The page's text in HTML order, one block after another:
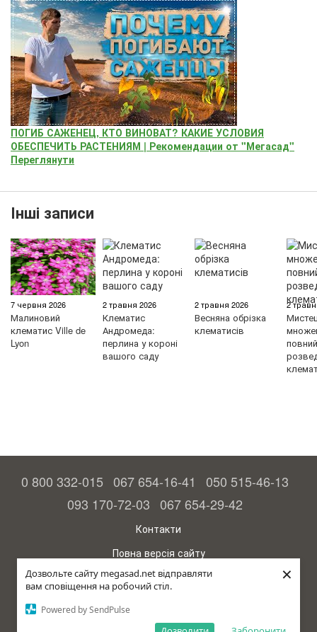
Дозвольте сайту megasad.net відправляти
вам сповіщення на робочий стіл.
Powered by SendPulse
×
ПОГИБ САЖЕНЕЦ, КТО ВИНОВАТ? КАКИЕ УСЛОВИЯ
ОБЕСПЕЧИТЬ РАСТЕНИЯМ | Рекомендации от "Мегасад"
Переглянути
Інші записи
7 червня 2026
Малиновий
клематис Ville de
Lyon
2 травня 2026
Клематис
Андромеда:
перлина у короні
вашого саду
2 травня 2026
Весняна обрізка
клематисів
2
повний
0 800 332-015 067 654-16-41
050 515-46-13
093 170-72-03 067 654-29-42
Контакти
Повна версія сайту
© 2015—2026
Megasad – гарантія високого врожаю
рус (країна-терорист)